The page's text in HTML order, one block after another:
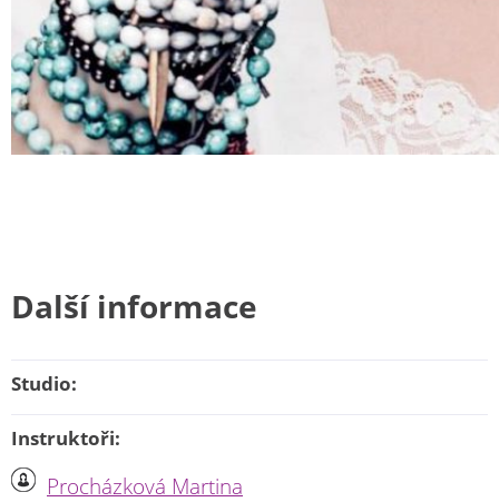
Další informace
Studio:
Instruktoři:
Procházková Martina